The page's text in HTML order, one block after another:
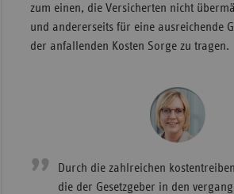
zum einen, die Versicherten nicht
und andererseits für eine ausreichende
der anfallenden Kosten Sorge zu tragen.
Durch die zahlreichen
die der Gesetzgeber in den